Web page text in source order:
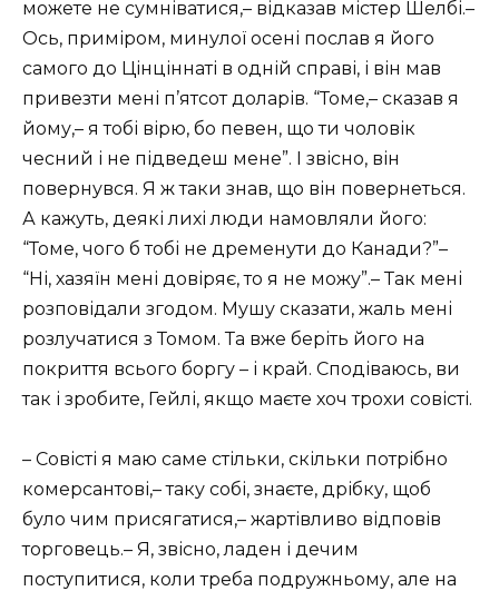
можете не сумніватися,– відказав містер Шелбі.–
Ось, приміром, минулої осені послав я його
самого до Цінціннаті в одній справі, і він мав
привезти мені п’ятсот доларів. “Томе,– сказав я
йому,– я тобі вірю, бо певен, що ти чоловік
чесний і не підведеш мене”. І звісно, він
повернувся. Я ж таки знав, що він повернеться.
А кажуть, деякі лихі люди намовляли його:
“Томе, чого б тобі не дременути до Канади?”–
“Ні, хазяїн мені довіряє, то я не можу”.– Так мені
розповідали згодом. Мушу сказати, жаль мені
розлучатися з Томом. Та вже беріть його на
покриття всього боргу – і край. Сподіваюсь, ви
так і зробите, Гейлі, якщо маєте хоч трохи совісті.
– Совісті я маю саме стільки, скільки потрібно
комерсантові,– таку собі, знаєте, дрібку, щоб
було чим присягатися,– жартівливо відповів
торговець.– Я, звісно, ладен і дечим
поступитися, коли треба подружньому, але на